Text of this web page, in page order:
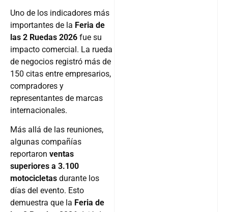
Uno de los indicadores más
importantes de la Feria de
las 2 Ruedas 2026 fue su
impacto comercial. La rueda
de negocios registró más de
150 citas entre empresarios,
compradores y
representantes de marcas
internacionales.
Más allá de las reuniones,
algunas compañías
reportaron ventas
superiores a 3.100
motocicletas durante los
días del evento. Esto
demuestra que la Feria de